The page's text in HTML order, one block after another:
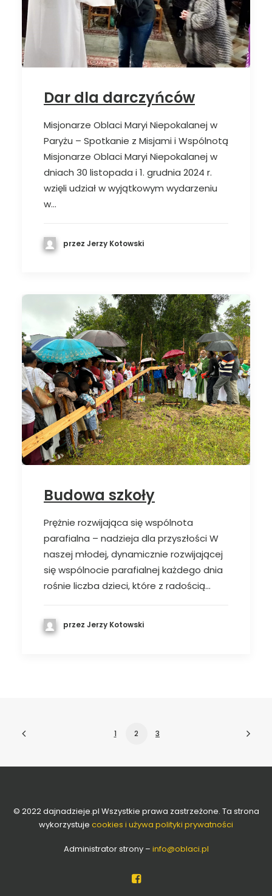
Dar dla darczyńców
Misjonarze Oblaci Maryi Niepokalanej w
Paryżu – Spotkanie z Misjami i Wspólnotą
Misjonarze Oblaci Maryi Niepokalanej w
dniach 30 listopada i 1. grudnia 2024 r.
wzięli udział w wyjątkowym wydarzeniu
w…
przez Jerzy Kotowski
Budowa szkoły
Prężnie rozwijająca się wspólnota
parafialna – nadzieja dla przyszłości W
naszej młodej, dynamicznie rozwijającej
się wspólnocie parafialnej każdego dnia
rośnie liczba dzieci, które z radością…
przez Jerzy Kotowski
1 2 3
© 2022 dajnadzieje.pl Wszystkie prawa zastrzeżone. Ta strona
wykorzystuje cookies i używa polityki prywatności
Administrator strony – info@oblaci.pl